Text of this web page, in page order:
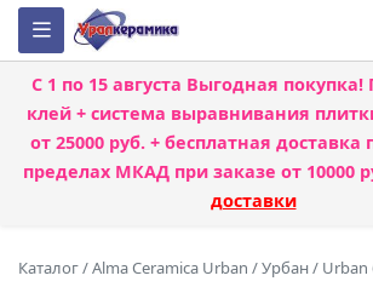
С 1 по 15 августа Выгодная
клей + система выравнивания
от 25000 руб. + бесплатная доставка
пределах МКАД при заказе от 10000
доставки
Каталог/Alma Ceramica Urban /Урбан / Urban